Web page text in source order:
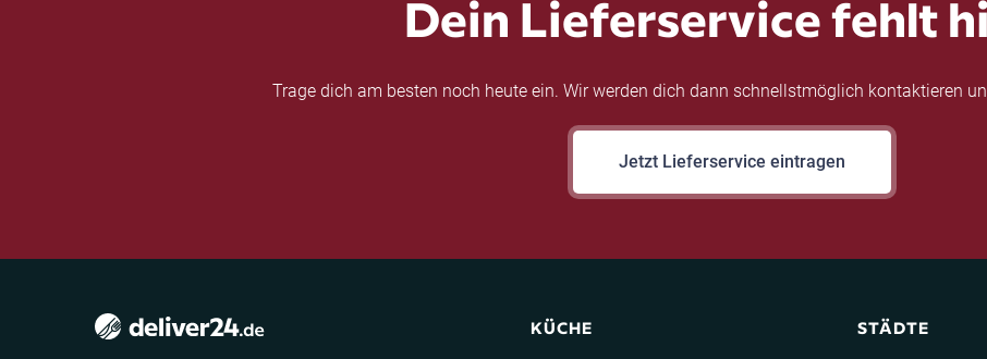
Dein Lieferservice fehlt
Trage dich am besten noch heute ein. Wir werden dich dann schnellstmöglich kontaktieren
Jetzt Lieferservice eintragen
KÜCHE STÄDTE